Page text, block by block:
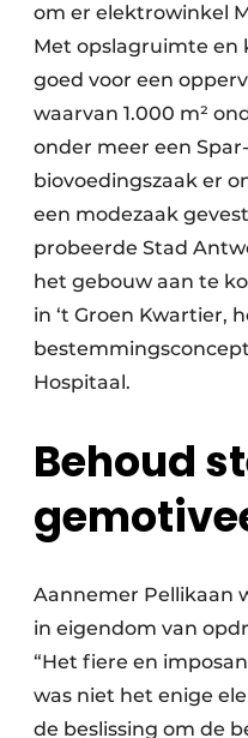
om er elektrowinkel
Met opslagruimte en
goed voor een
waarvan 1.000 m²
onder meer een
biovoedingszaak er
een modezaak
probeerde Stad
het gebouw aan te
in ‘t Groen Kwartier,
Hospitaal.
Behoud
Aannemer Pellikaan
in eigendom van
“Het fiere en
was niet het enige
de beslissing om de